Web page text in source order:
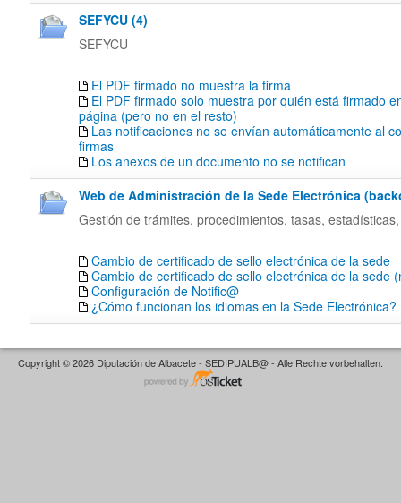
SEFYCU (4)
SEFYCU
El PDF firmado no muestra la firma
El PDF firmado solo muestra por quién está firmado
página (pero no en el resto)
Las notificaciones no se envían automáticamente al
firmas
Los anexos de un documento no se notifican
Web de Administración de la Sede Electrónica
Gestión de trámites, procedimientos, tasas,
Cambio de certificado de sello electrónica de la sede
Cambio de certificado de sello electrónica de la sede
Configuración de Notific@
¿Cómo funcionan los idiomas en la Sede Electrónica?
Copyright © 2026 Diputación de Albacete - SEDIPUALB@ - Alle Rechte vorbehalten.